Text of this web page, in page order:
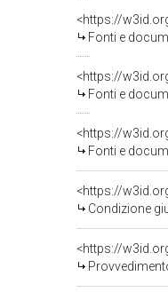
<https://
Fonti e
<https://
Fonti e
<https://
Fonti e
<https://
Condizione
<https://